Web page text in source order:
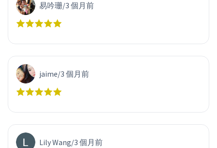
易吟珊/3 個月前
jaime/3 個月前
Lily Wang/3 個月前